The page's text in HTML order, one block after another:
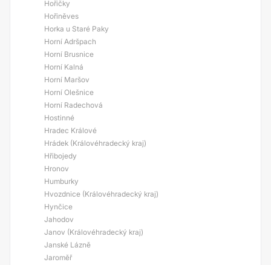
Hořičky
Hořiněves
Horka u Staré Paky
Horní Adršpach
Horní Brusnice
Horní Kalná
Horní Maršov
Horní Olešnice
Horní Radechová
Hostinné
Hradec Králové
Hrádek (Královéhradecký kraj)
Hřibojedy
Hronov
Humburky
Hvozdnice (Královéhradecký kraj)
Hynčice
Jahodov
Janov (Královéhradecký kraj)
Janské Lázně
Jaroměř